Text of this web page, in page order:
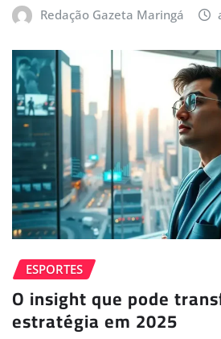
Redação Gazeta Maringá
ESPORTES
O insight que pode
estratégia em 2025